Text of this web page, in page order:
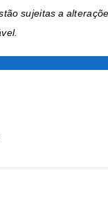
sujeitas a